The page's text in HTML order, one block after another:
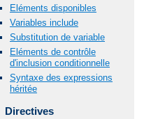
Eléments disponibles
Variables include
Substitution de variable
Eléments de contrôle
d'inclusion conditionnelle
Syntaxe des expressions
héritée
Directives